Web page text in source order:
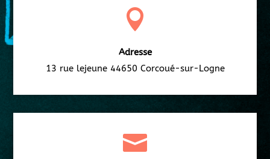

Adresse
13 rue lejeune 44650 Corcoué-sur-Logne
